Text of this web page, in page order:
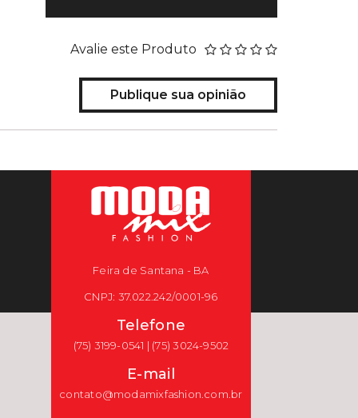
Avalie este Produto
Publique sua opinião
Feira de Santana - BA
CNPJ: 37.022.242/0001-96
Telefone
(75) 3199-0541 | (75) 3024-9502
E-mail
contato@modamixfashion.com.br